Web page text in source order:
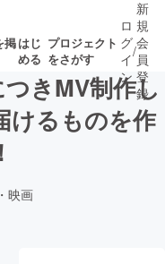
掲はじ
める
プロジェクト
をさがす
了が近いプ
ロ
グ
イ
ン
/
新
規
会
員
登
録
つきMV制作し
けるものを作
映画